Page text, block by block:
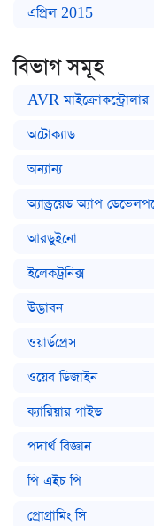
এপ্রিল 2015
বিভাগ সমূহ
AVR মাইক্রোকন্ট্রোলার
অটোক্যাড
অন্যান্য
অ্যান্ড্রয়েড অ্যাপ
আরডুইনো
ইলেকট্রনিক্স
উদ্ভাবন
ওয়ার্ডপ্রেস
ওয়েব ডিজাইন
ক্যারিয়ার গাইড
পদার্থ বিজ্ঞান
পি এইচ পি
প্রোগ্রামিং সি